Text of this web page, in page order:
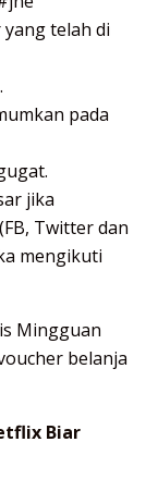
telah di
pada
jika
Twitter dan
mengikuti
Mingguan
belanja
Biar